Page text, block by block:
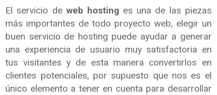
El servicio de web hosting es una de las piezas
más importantes de todo proyecto web, elegir un
buen servicio de hosting puede ayudar a generar
una experiencia de usuario muy satisfactoria en
tus visitantes y de esta manera convertirlos en
clientes potenciales, por supuesto que nos es el
único elemento a tener en cuenta para desarrollar